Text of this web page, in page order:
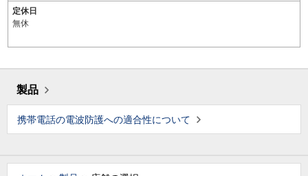
定休日
無休
製品
携帯電話の電波防護への適合性について